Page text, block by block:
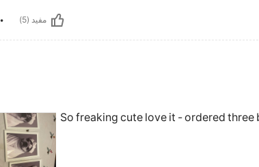
مفيد (5)
So freaking cute love it - ordered